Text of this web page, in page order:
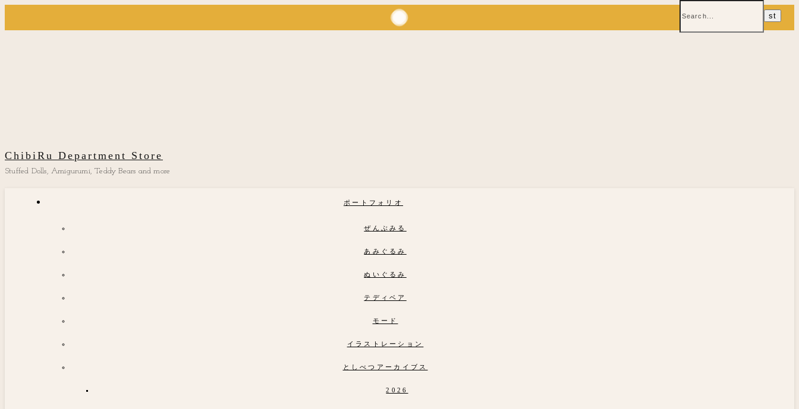
ChibiRu Department Store
Stuffed Dolls, Amigurumi, Teddy Bears and more
ポートフォリオ
ぜんぶみる
あみぐるみ
ぬいぐるみ
テディベア
モード
イラストレーション
としべつアーカイブス
2026